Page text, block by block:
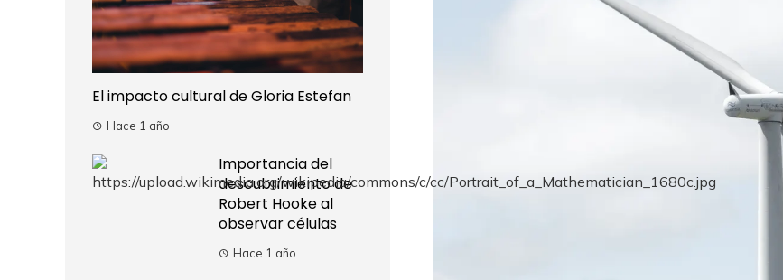
El impacto cultural de Gloria Estefan
Hace 1 año
Importancia del
descubrimiento de
Robert Hooke al
observar células
Hace 1 año